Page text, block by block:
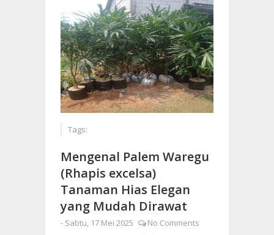
Tags:
Mengenal Palem Waregu
(Rhapis excelsa)
Tanaman Hias Elegan
yang Mudah Dirawat
- Sabtu, 17 Mei 2025
No Comments